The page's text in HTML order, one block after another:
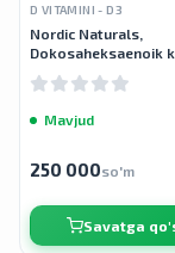
D VITAMINI - D3
Nordic Naturals,
Dokosaheksaenoik
bilan, 1050 mg, 2 fl
Mavjud
250 000so'm
Savatga